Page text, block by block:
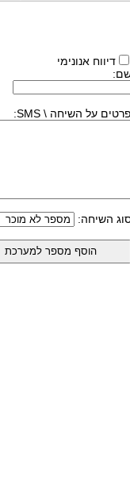
דיווח אנונימי
פרטים על השיחה \ SMS:
השיחה: